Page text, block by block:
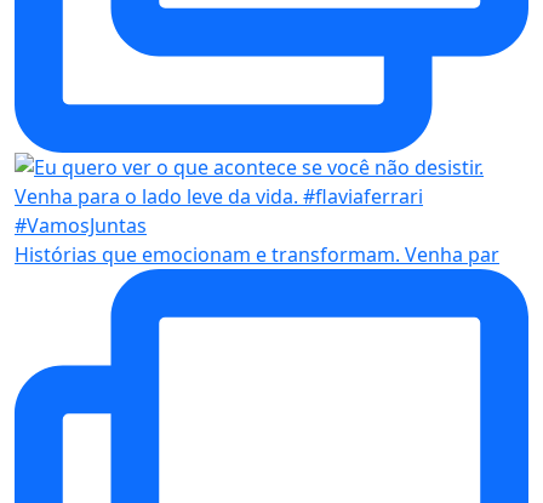
Histórias que emocionam e transformam. Venha par